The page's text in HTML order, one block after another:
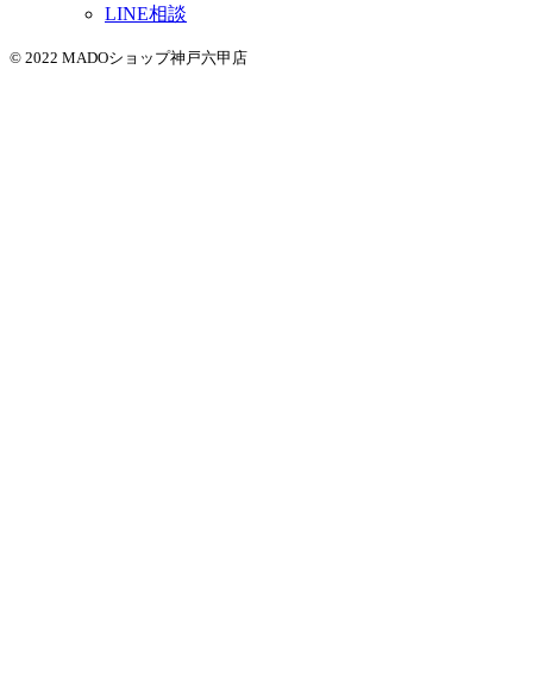
LINE相談
© 2022 MADOショップ神戸六甲店